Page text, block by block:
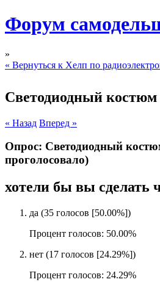
Форум
»
« Вернуться к Хелп по
Светодиодный костюм
« Назад Вперед »
Опрос: Светодиодный
проголосовало)
хотели бы вы сделать
да (35 голосов [50.00%])
Процент голосов: 50.00%
нет (17 голосов [24.29%])
Процент голосов: 24.29%